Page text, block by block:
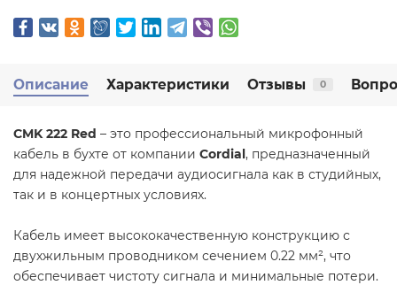
Описание Характеристики Отзывы 0
CMK 222 Red – это профессиональный микрофонный
кабель в бухте от компании Cordial, предназначенный
для надежной передачи аудиосигнала как в студийных,
так и в концертных условиях.
Кабель имеет высококачественную конструкцию с
двухжильным проводником сечением 0.22 мм², что
обеспечивает чистоту сигнала и минимальные потери.